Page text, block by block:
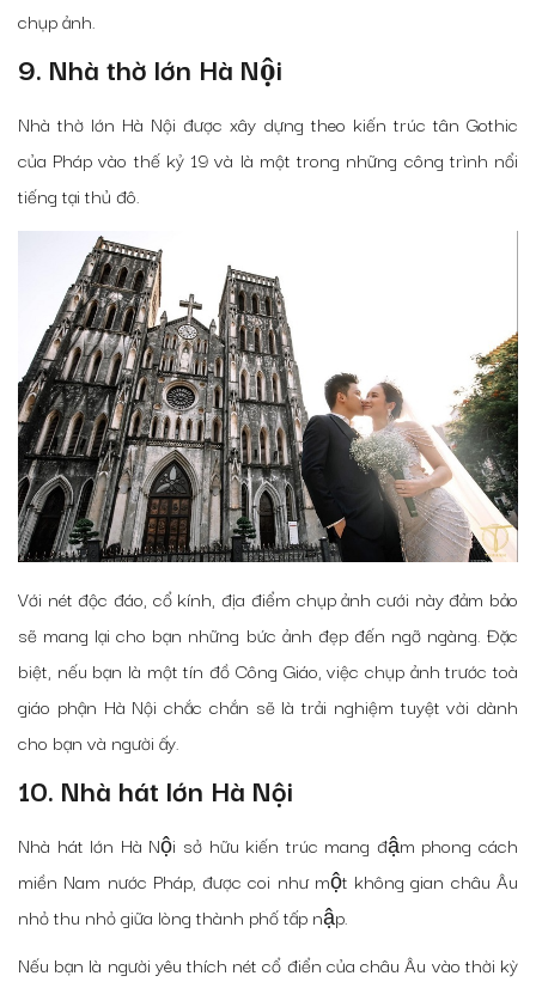
chụp ảnh.
9. Nhà thờ lớn Hà Nội
Nhà thờ lớn Hà Nội được xây dựng theo kiến trúc tân Gothic
của Pháp vào thế kỷ 19 và là một trong những công trình nổi
tiếng tại thủ đô.
Với nét độc đáo, cổ kính, địa điểm chụp ảnh cưới này đảm bảo
sẽ mang lại cho bạn những bức ảnh đẹp đến ngỡ ngàng. Đặc
biệt, nếu bạn là một tín đồ Công Giáo, việc chụp ảnh trước toà
giáo phận Hà Nội chắc chắn sẽ là trải nghiệm tuyệt vời dành
cho bạn và người ấy.
10. Nhà hát lớn Hà Nội
Nhà hát lớn Hà Nội sở hữu kiến trúc mang đậm phong cách
miền Nam nước Pháp, được coi như một không gian châu Âu
nhỏ thu nhỏ giữa lòng thành phố tấp nập.
Nếu bạn là người yêu thích nét cổ điển của châu Âu vào thời kỳ